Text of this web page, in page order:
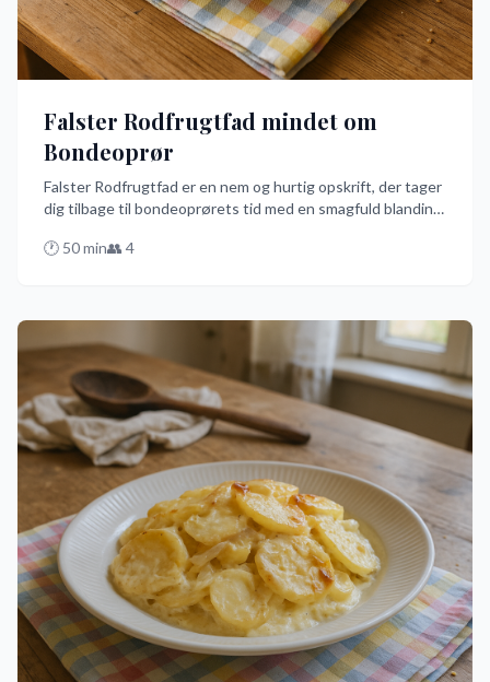
Falster Rodfrugtfad mindet om
Bondeoprør
Falster Rodfrugtfad er en nem og hurtig opskrift, der tager
dig tilbage til bondeoprørets tid med en smagfuld blanding
og rosmarin. Perfekt tilberedt i ovnen med en kagerulle, så
🕐 50min👥 4